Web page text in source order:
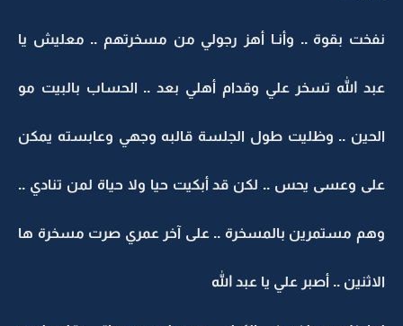
نفخت بقوة .. وأنـا أهز رجولي من مسخرتهم .. معليش يا
عبد الله تسخر علي وقدام أهلي بعد .. الحساب بالبيت مو
الحين .. وظليت طول الجلسة قالبه وجهي وعابسته يمكن
على وعسى يحس .. لكن قد أبكيت حيا ولا حياة لمن تنادي ..
وهم مستمرين بالمسخرة .. على آخر عمري صرت مسخرة ها
الاثنين .. أصبر علي يا عبد الله